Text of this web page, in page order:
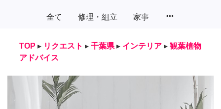
全て 修理・組立 家事 more_horiz
TOP ▸ リクエスト ▸ 千葉県 ▸ インテリア ▸ 観葉植物
アドバイス